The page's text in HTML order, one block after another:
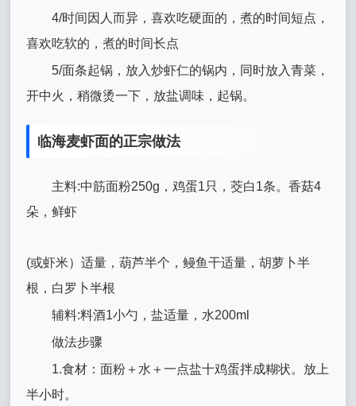
4/时间因人而异，喜欢吃硬面的，煮的时间短点，
喜欢吃软的，煮的时间长点
5/面条起锅，放入炒虾仁的锅内，同时放入青菜，
开中火，稍微烫一下，放盐调味，起锅。
临海麦虾面的正宗做法
主料:中筋面粉250g，鸡蛋1只，茭白1条。香菇4
朵，鲜虾
(或虾米）适量，葫芦半个，鳗鱼干适量，胡萝卜半
根，白罗卜半根
辅料:料酒1小勺，盐适量，水200ml
做法步骤
1.食材：面粉＋水＋一点盐十鸡蛋拌成糊状。放上
半小时。